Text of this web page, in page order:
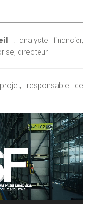
: analyste financier,
directeur
responsable de